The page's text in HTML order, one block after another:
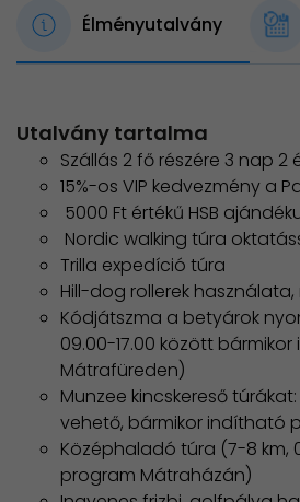
Élményutalvány
Utalvány tartalma
Szállás 2 fő részére 3 nap
15%-os VIP kedvezmény a
5000 Ft értékű HSB
Nordic walking túra
Trilla expedíció túra
Hill-dog rollerek
Kódjátszma a betyárok
09.00-17.00 között
Mátrafüreden)
Munzee kincskereső
vehető, bármikor indítható
Középhaladó túra (7-8 km,
program Mátraházán)